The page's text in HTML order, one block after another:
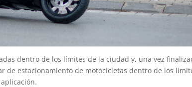
dentro de los límites de la ciudad y, una vez
de estacionamiento de motocicletas dentro de los